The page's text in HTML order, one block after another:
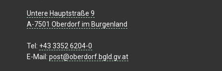
Untere Hauptstraße 9
A-7501 Oberdorf im Burgenland
Tel: +43 3352 6204-0
E-Mail: post@oberdorf.bgld.gv.at